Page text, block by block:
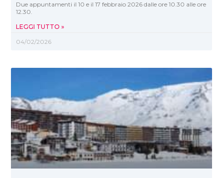
Due appuntamenti il 10 e il 17 febbraio 2026 dalle ore 10.30 alle ore
12.30.
LEGGI TUTTO »
04/02/2026